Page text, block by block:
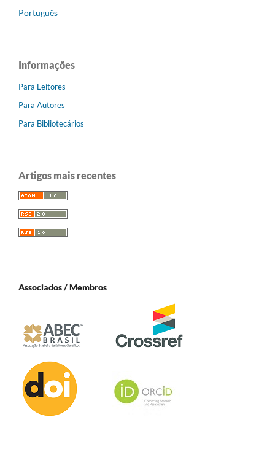
Português
Informações
Para Leitores
Para Autores
Para Bibliotecários
Artigos mais recentes
Associados / Membros